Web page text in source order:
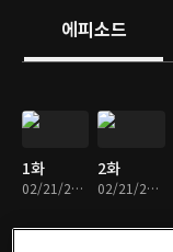
에피소드
1화
02/21/2025 • 1시간 9분
2화
02/21/2025 • 1시간 11분